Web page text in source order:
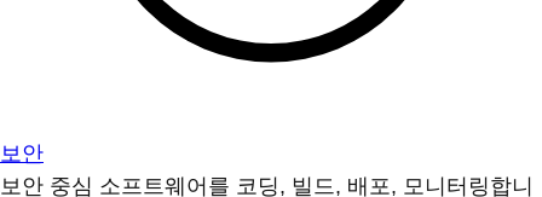
보안
보안 중심 소프트웨어를 코딩, 빌드, 배포, 모니터링합니